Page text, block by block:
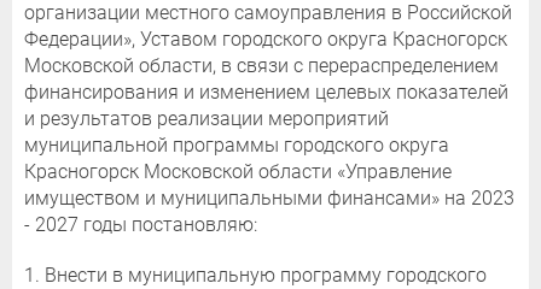
организации местного самоуправления в Российской
Федерации», Уставом городского округа Красногорск
Московской области, в связи с перераспределением
финансирования и изменением целевых показателей
и результатов реализации мероприятий
муниципальной программы городского округа
Красногорск Московской области «Управление
имуществом и муниципальными финансами» на 2023
- 2027 годы постановляю:
1. Внести в муниципальную программу городского